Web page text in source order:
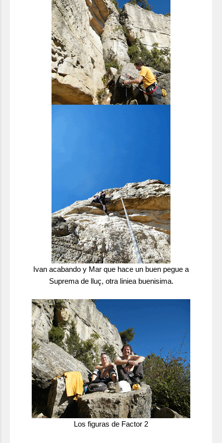
Ivan acabando y Mar que hace un buen pegue a
Suprema de lluç, otra liniea buenisima.
Los figuras de Factor 2